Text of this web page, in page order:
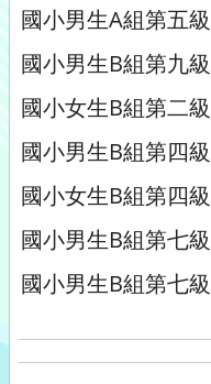
國小男生A組第五
國小男生B組第九
國小女生B組第二
國小男生B組第四
國小女生B組第四
國小男生B組第七
國小男生B組第七